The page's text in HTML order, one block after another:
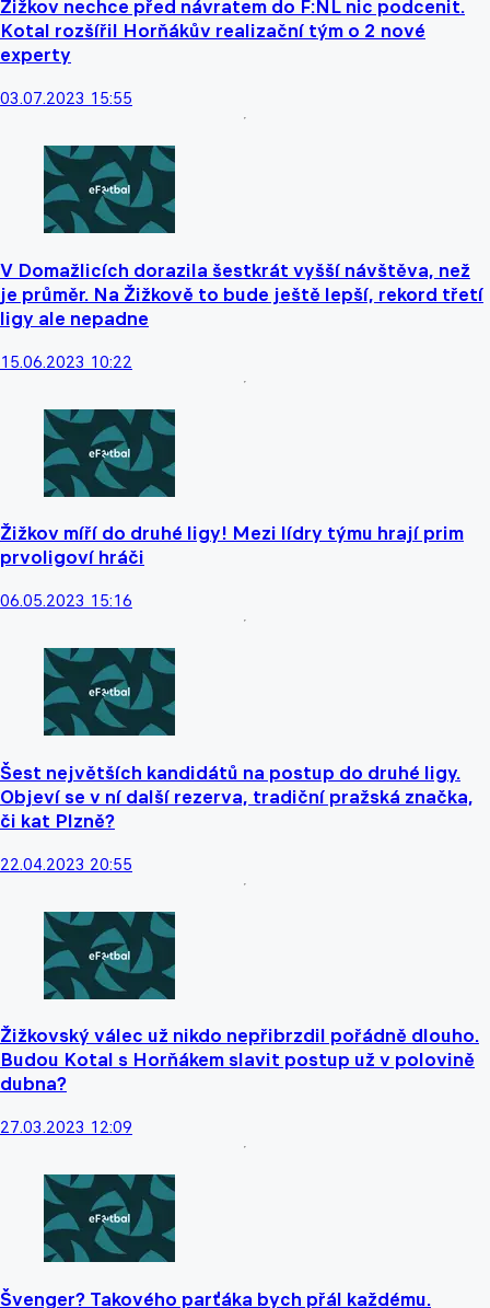
Žižkov nechce před návratem do F:NL nic podcenit.
Kotal rozšířil Horňákův realizační tým o 2 nové
experty
03.07.2023 15:55
V Domažlicích dorazila šestkrát vyšší návštěva, než
je průměr. Na Žižkově to bude ještě lepší, rekord třetí
ligy ale nepadne
15.06.2023 10:22
Žižkov míří do druhé ligy! Mezi lídry týmu hrají prim
prvoligoví hráči
06.05.2023 15:16
Šest největších kandidátů na postup do druhé ligy.
Objeví se v ní další rezerva, tradiční pražská značka,
či kat Plzně?
22.04.2023 20:55
Žižkovský válec už nikdo nepřibrzdil pořádně dlouho.
Budou Kotal s Horňákem slavit postup už v polovině
dubna?
27.03.2023 12:09
Švenger? Takového parťáka bych přál každému.